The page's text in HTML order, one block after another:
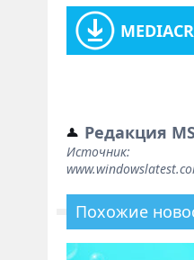
Редакция
Источник:
Похожие